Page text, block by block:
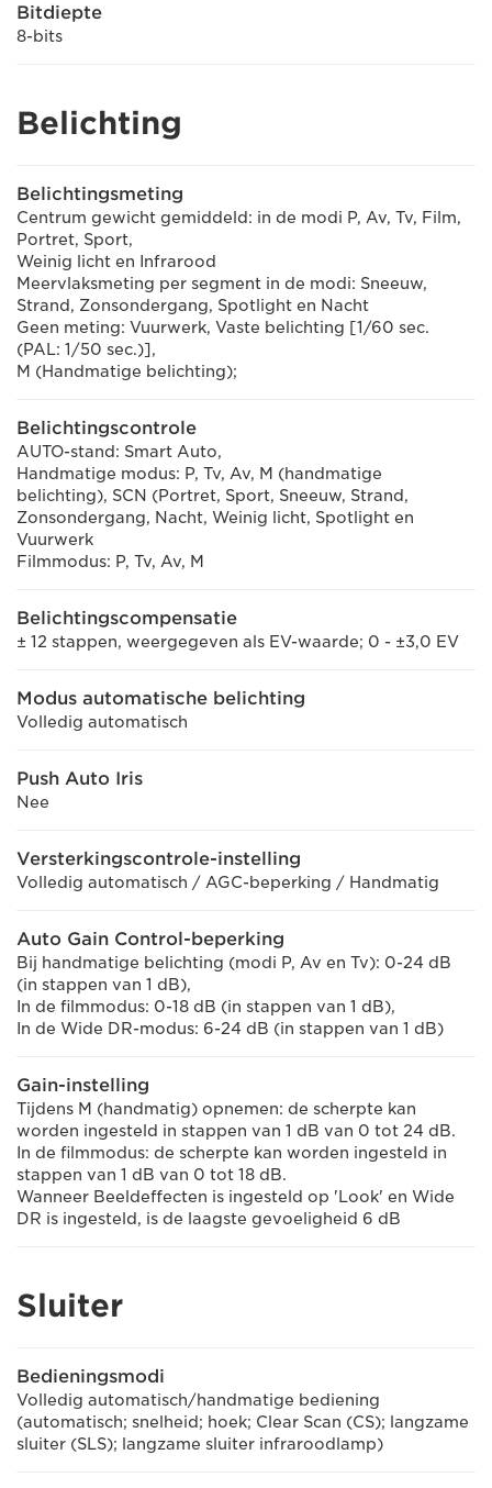
Bitdiepte
8-bits
Belichting
Belichtingsmeting
Centrum gewicht gemiddeld: in de modi P, Av, Tv, Film,
Portret, Sport,
Weinig licht en Infrarood
Meervlaksmeting per segment in de modi: Sneeuw,
Strand, Zonsondergang, Spotlight en Nacht
Geen meting: Vuurwerk, Vaste belichting [1/60 sec.
(PAL: 1/50 sec.)],
M (Handmatige belichting);
Belichtingscontrole
AUTO-stand: Smart Auto,
Handmatige modus: P, Tv, Av, M (handmatige
belichting), SCN (Portret, Sport, Sneeuw, Strand,
Zonsondergang, Nacht, Weinig licht, Spotlight en
Vuurwerk
Filmmodus: P, Tv, Av, M
Belichtingscompensatie
± 12 stappen, weergegeven als EV-waarde; 0 - ±3,0 EV
Modus automatische belichting
Volledig automatisch
Push Auto Iris
Nee
Versterkingscontrole-instelling
Volledig automatisch / AGC-beperking / Handmatig
Auto Gain Control-beperking
Bij handmatige belichting (modi P, Av en Tv): 0-24 dB
(in stappen van 1 dB),
In de filmmodus: 0-18 dB (in stappen van 1 dB),
In de Wide DR-modus: 6-24 dB (in stappen van 1 dB)
Gain-instelling
Tijdens M (handmatig) opnemen: de scherpte kan
worden ingesteld in stappen van 1 dB van 0 tot 24 dB.
In de filmmodus: de scherpte kan worden ingesteld in
stappen van 1 dB van 0 tot 18 dB.
Wanneer Beeldeffecten is ingesteld op 'Look' en Wide
DR is ingesteld, is de laagste gevoeligheid 6 dB
Sluiter
Bedieningsmodi
Volledig automatisch/handmatige bediening
(automatisch; snelheid; hoek; Clear Scan (CS); langzame
sluiter (SLS); langzame sluiter infraroodlamp)